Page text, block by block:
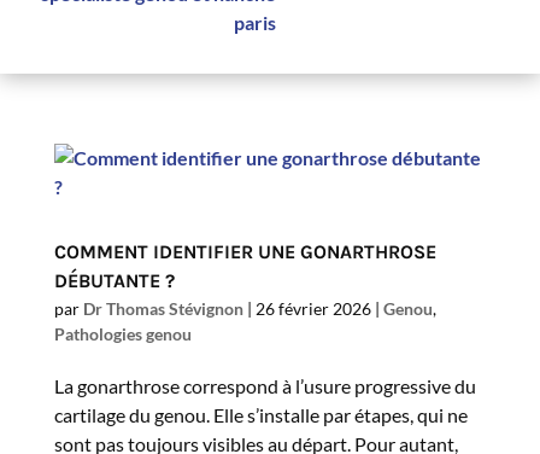
COMMENT IDENTIFIER UNE GONARTHROSE
DÉBUTANTE ?
par Dr Thomas Stévignon| 26 février 2026| Genou,
Pathologies genou
La gonarthrose correspond à l’usure progressive du
cartilage du genou. Elle s’installe par étapes, qui ne
sont pas toujours visibles au départ. Pour autant,